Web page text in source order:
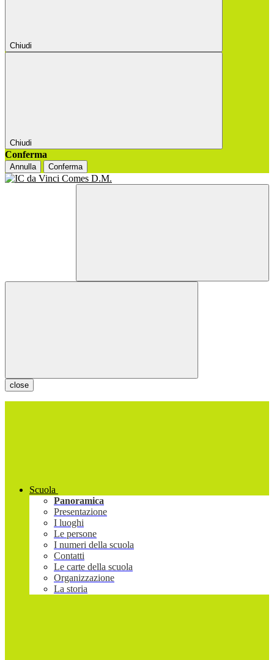
Chiudi
Chiudi
Conferma
Annulla Conferma
close
Scuola
Panoramica
Presentazione
I luoghi
Le persone
I numeri della scuola
Contatti
Le carte della scuola
Organizzazione
La storia